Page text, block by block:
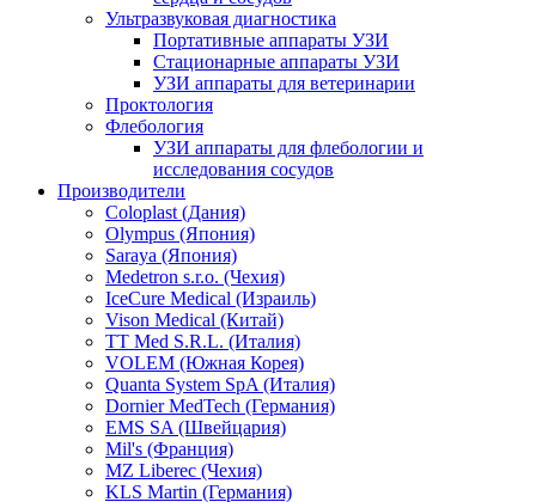
Ультразвуковая диагностика
Портативные аппараты УЗИ
Стационарные аппараты УЗИ
УЗИ аппараты для ветеринарии
Проктология
Флебология
УЗИ аппараты для флебологии и
исследования сосудов
Производители
Coloplast (Дания)
Olympus (Япония)
Saraya (Япония)
Medetron s.r.o. (Чехия)
IceCure Medical (Израиль)
Vison Medical (Китай)
TT Med S.R.L. (Италия)
VOLEM (Южная Корея)
Quanta System SpA (Италия)
Dornier MedTech (Германия)
EMS SA (Швейцария)
Mil's (Франция)
MZ Liberec (Чехия)
KLS Martin (Германия)